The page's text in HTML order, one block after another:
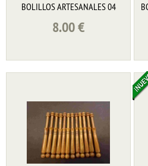
BOLILLOS ARTESANALES 04
8.00€